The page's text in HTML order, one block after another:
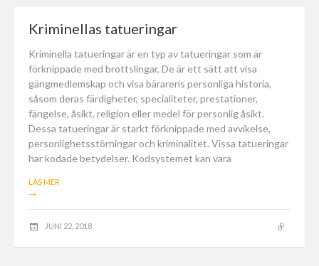
Kriminellas tatueringar
Kriminella tatueringar är en typ av tatueringar som är
förknippade med brottslingar, De är ett sätt att visa
gängmedlemskap och visa bärarens personliga historia,
såsom deras färdigheter, specialiteter, prestationer,
fängelse, åsikt, religion eller medel för personlig åsikt.
Dessa tatueringar är starkt förknippade med avvikelse,
personlighetsstörningar och kriminalitet. Vissa tatueringar
har kodade betydelser. Kodsystemet kan vara
LÄS MER
→
JUNI 22, 2018